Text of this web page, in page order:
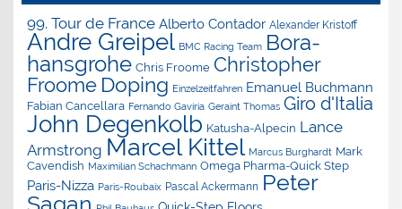
99. Tour de France Alberto Contador Alexander Kristoff
Andre Greipel BMC Racing Team Bora-
hansgrohe Chris Froome Christopher
Froome Doping Einzelzeitfahren Emanuel Buchmann
Fabian Cancellara Fernando Gaviria Geraint Thomas Giro d'Italia
John Degenkolb Katusha-Alpecin Lance
Armstrong Marcel Kittel Marcus Burghardt Mark
Cavendish Maximilian Schachmann Omega Pharma-Quick Step
Paris-Nizza Paris-Roubaix Pascal Ackermann Peter